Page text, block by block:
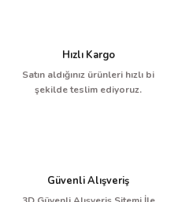
Hızlı Kargo
Satın aldığınız ürünleri hızlı bi
şekilde teslim ediyoruz.
Güvenli Alışveriş